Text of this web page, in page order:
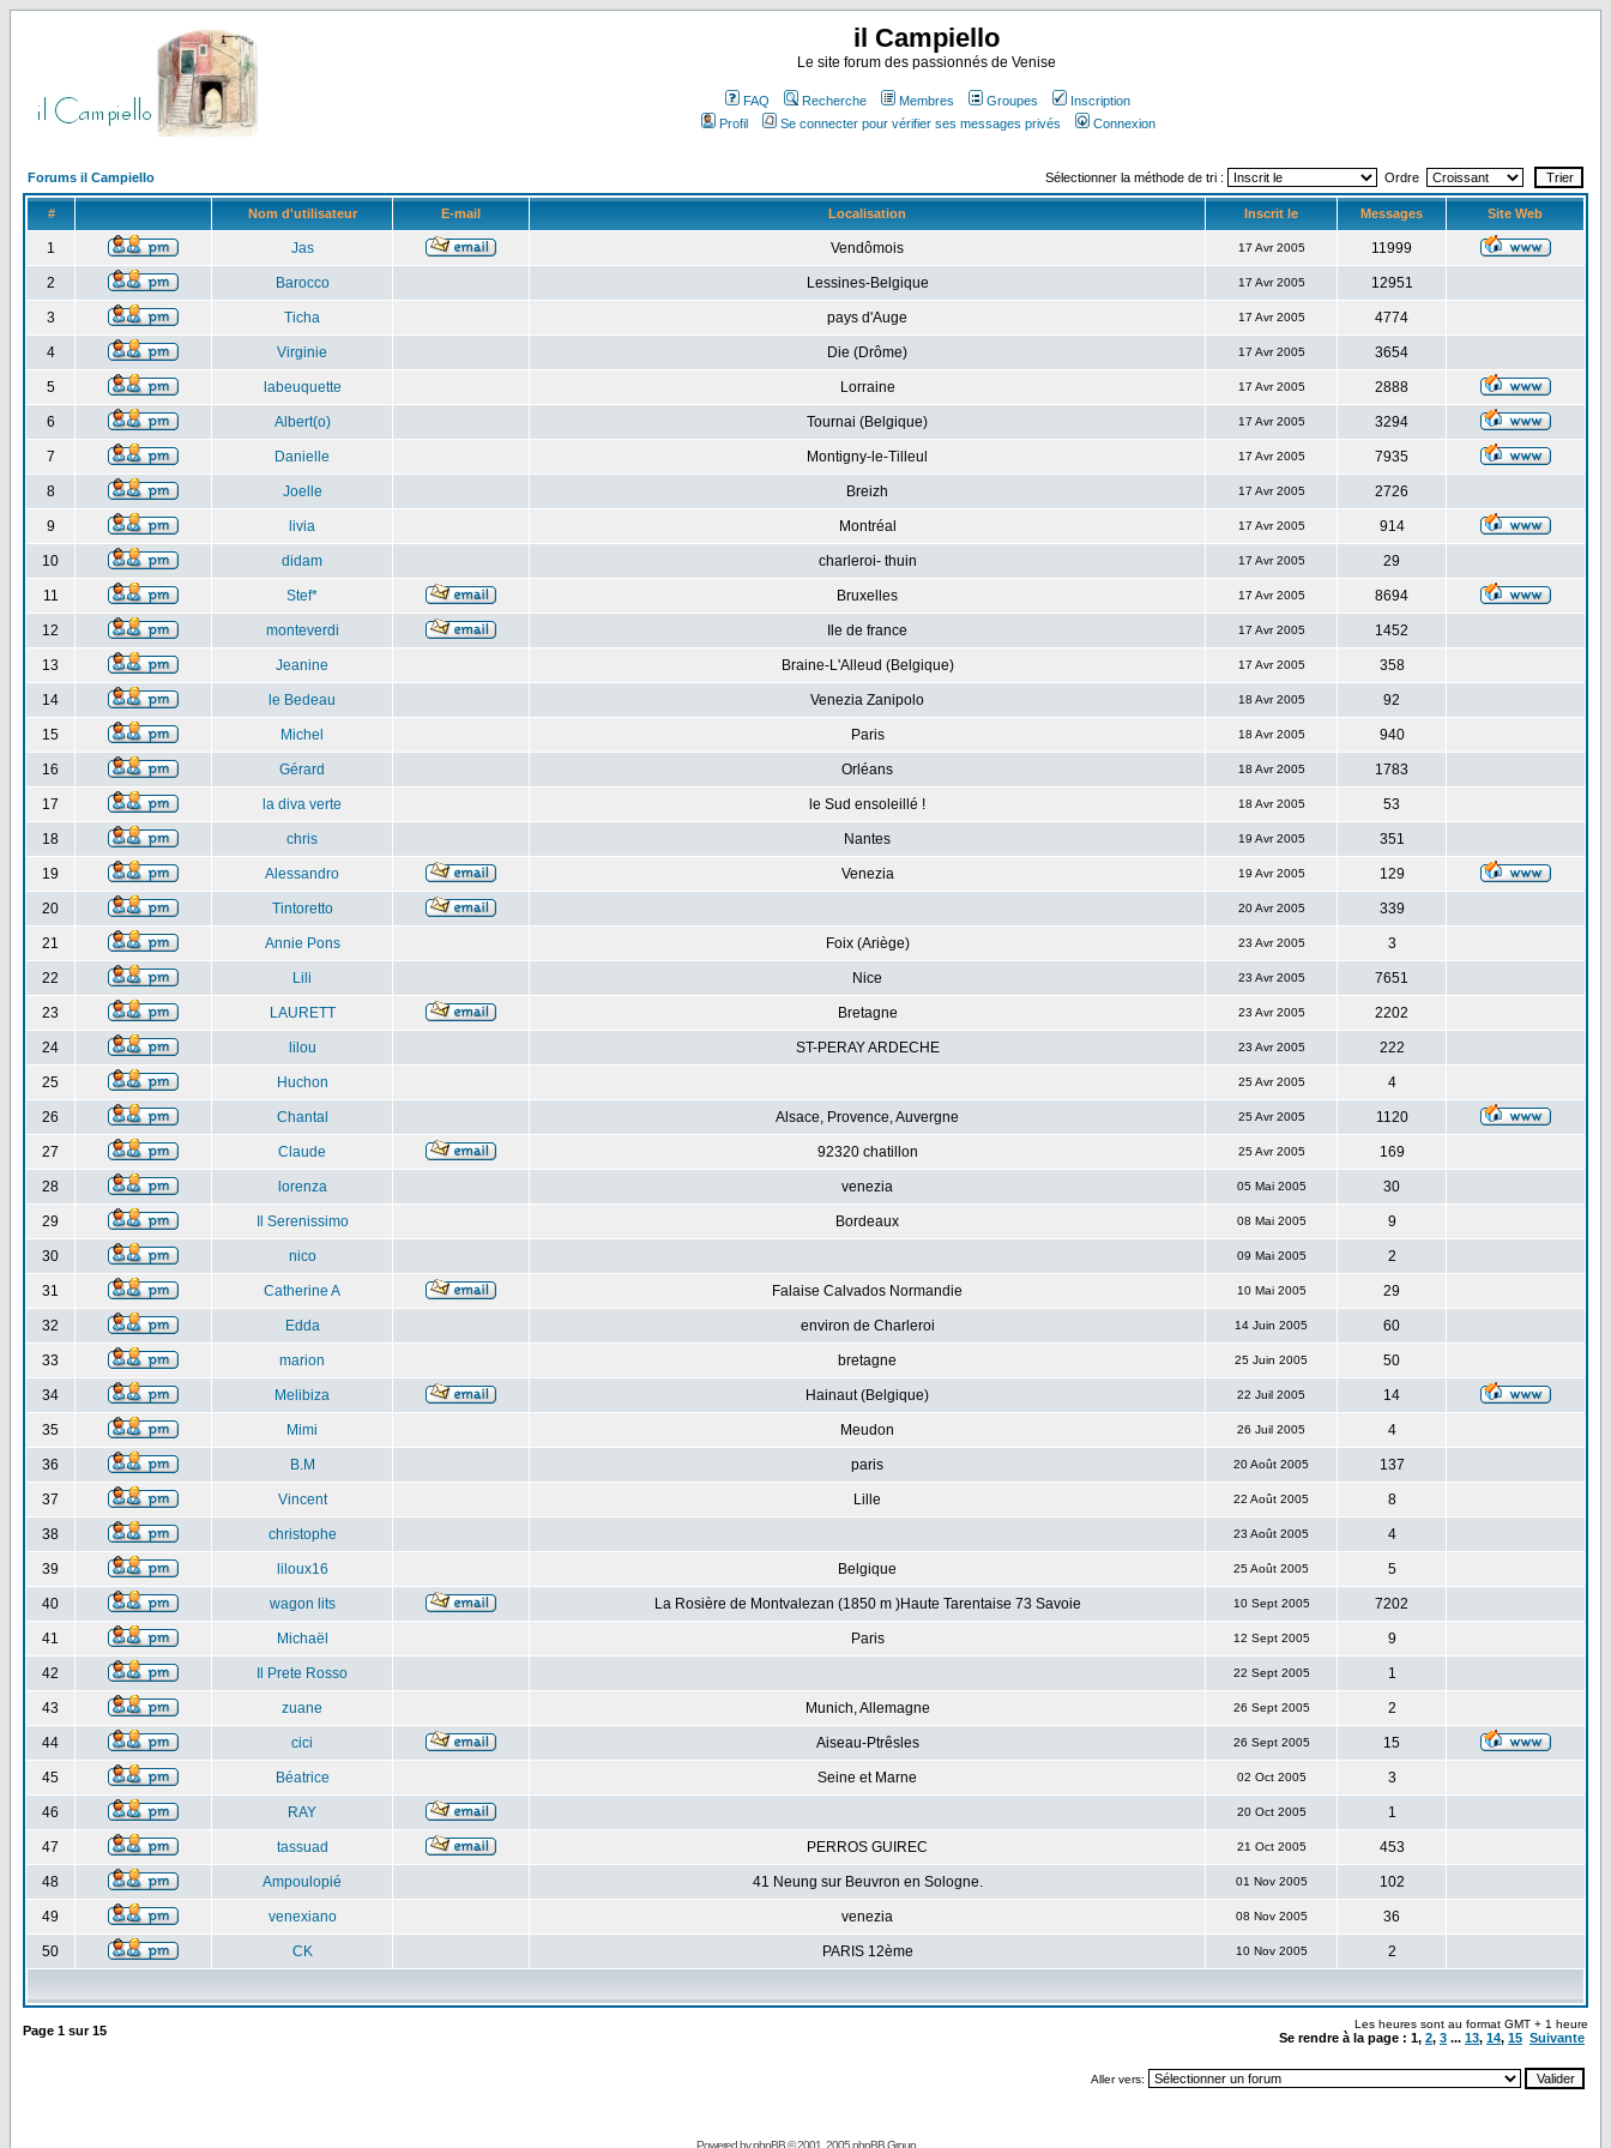
il Campiello
Le site forum des passionnés de Venise
FAQ Recherche Membres Groupes
Inscription
Profil
Se connecter pour vérifier ses messages privés Connexion
Forums il Campiello Sélectionner la méthode de tri : Ordre
# Nom d'utilisateur E-mail Localisation Inscrit le Messages Site Web
1 Jas Vendômois 17 Avr 2005 11999
2 Barocco Lessines-Belgique 17 Avr 2005 12951
3 Ticha pays d'Auge 17 Avr 2005 4774
4 Virginie Die (Drôme) 17 Avr 2005 3654
5 labeuquette Lorraine 17 Avr 2005 2888
6 Albert(o) Tournai (Belgique) 17 Avr 2005 3294
7 Danielle Montigny-le-Tilleul 17 Avr 2005 7935
8 Joelle Breizh 17 Avr 2005 2726
9 livia Montréal 17 Avr 2005 914
10 didam charleroi- thuin 17 Avr 2005 29
11 Stef* Bruxelles 17 Avr 2005 8694
12 monteverdi Ile de france 17 Avr 2005 1452
13 Jeanine Braine-L'Alleud (Belgique) 17 Avr 2005 358
14 le Bedeau Venezia Zanipolo 18 Avr 2005 92
15 Michel Paris 18 Avr 2005 940
16 Gérard Orléans 18 Avr 2005 1783
17 la diva verte le Sud ensoleillé ! 18 Avr 2005 53
18 chris Nantes 19 Avr 2005 351
19 Alessandro Venezia 19 Avr 2005 129
20 Tintoretto 20 Avr 2005 339
21 Annie Pons Foix (Ariège) 23 Avr 2005 3
22 Lili Nice 23 Avr 2005 7651
23 LAURETT Bretagne 23 Avr 2005 2202
24 lilou ST-PERAY ARDECHE 23 Avr 2005 222
25 Huchon 25 Avr 2005 4
26 Chantal Alsace, Provence, Auvergne 25 Avr 2005 1120
27 Claude 92320 chatillon 25 Avr 2005 169
28 lorenza venezia 05 Mai 2005 30
29 Il Serenissimo Bordeaux 08 Mai 2005 9
30 nico 09 Mai 2005 2
31 Catherine A Falaise Calvados Normandie 10 Mai 2005 29
32 Edda environ de Charleroi 14 Juin 2005 60
33 marion bretagne 25 Juin 2005 50
34 Melibiza Hainaut (Belgique) 22 Juil 2005 14
35 Mimi Meudon 26 Juil 2005 4
36 B.M paris 20 Août 2005 137
37 Vincent Lille 22 Août 2005 8
38 christophe 23 Août 2005 4
39 liloux16 Belgique 25 Août 2005 5
40 wagon lits La Rosière de Montvalezan (1850 m )Haute Tarentaise 73 Savoie 10 Sept 2005 7202
41 Michaël Paris 12 Sept 2005 9
42 Il Prete Rosso 22 Sept 2005 1
43 zuane Munich, Allemagne 26 Sept 2005 2
44 cici Aiseau-Ptrêsles 26 Sept 2005 15
45 Béatrice Seine et Marne 02 Oct 2005 3
46 RAY 20 Oct 2005 1
47 tassuad PERROS GUIREC 21 Oct 2005 453
48 Ampoulopié 41 Neung sur Beuvron en Sologne. 01 Nov 2005 102
49 venexiano venezia 08 Nov 2005 36
50 CK PARIS 12ème 10 Nov 2005 2
Page 1 sur15 Les heures sont au format GMT + 1 heure
Se rendre à la page : 1, 2, 3 ... 13, 14, 15 Suivante
Aller vers:
Powered byphpBB© 2001, 2005 phpBB Group